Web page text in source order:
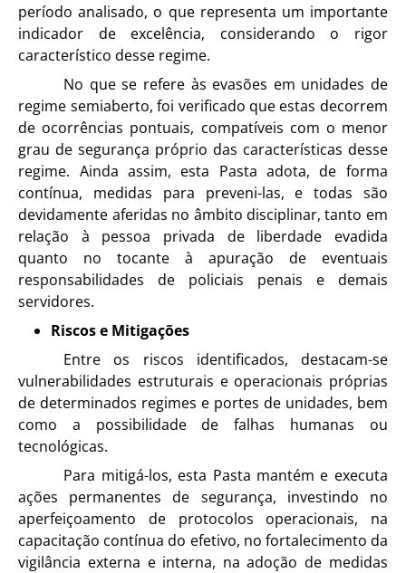
período analisado, o que representa um importante
indicador de excelência, considerando o rigor
característico desse regime.
No que se refere às evasões em unidades de
regime semiaberto, foi verificado que estas decorrem
de ocorrências pontuais, compatíveis com o menor
grau de segurança próprio das características desse
regime. Ainda assim, esta Pasta adota, de forma
contínua, medidas para preveni-las, e todas são
devidamente aferidas no âmbito disciplinar, tanto em
relação à pessoa privada de liberdade evadida
quanto no tocante à apuração de eventuais
responsabilidades de policiais penais e demais
servidores.
Riscos e Mitigações
Entre os riscos identificados, destacam-se
vulnerabilidades estruturais e operacionais próprias
de determinados regimes e portes de unidades, bem
como a possibilidade de falhas humanas ou
tecnológicas.
Para mitigá-los, esta Pasta mantém e executa
ações permanentes de segurança, investindo no
aperfeiçoamento de protocolos operacionais, na
capacitação contínua do efetivo, no fortalecimento da
vigilância externa e interna, na adoção de medidas